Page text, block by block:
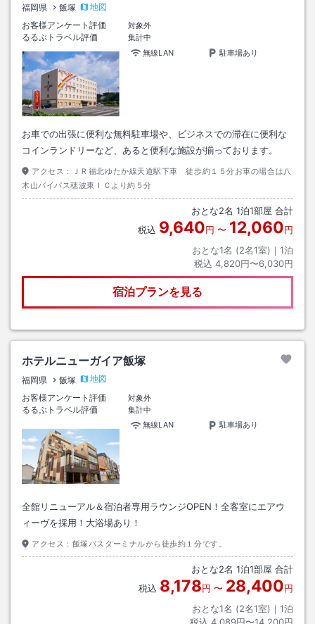
福岡県 飯塚
地図
お客様アンケート評価
対象外
るるぶトラベル評価
集計中
無線LAN
駐車場あり
お車での出張に便利な無料駐車場や、ビジネスでの滞在に便利な
コインランドリーなど、あると便利な施設が揃っております。
アクセス：
ＪＲ福北ゆたか線天道駅下車 徒歩約１５分お車の場合は八
木山バイパス穂波東ＩＣより約５分
おとな2名 1泊1部屋 合計
税込 9,640円 〜 12,060円
おとな1名 (2名1室)｜ 1泊
税込 4,820円〜6,030円
宿泊プランを見る
ホテルニューガイア飯塚
福岡県 飯塚
地図
お客様アンケート評価
対象外
るるぶトラベル評価
集計中
無線LAN
駐車場あり
全館リニューアル＆宿泊者専用ラウンジOPEN！全客室にエアウ
ィーヴを採用！大浴場あり！
アクセス： 飯塚バスターミナルから徒歩約１分です。
おとな2名 1泊1部屋 合計
税込 8,178円 〜 28,400円
おとな1名 (2名1室)｜ 1泊
税込 4,089円〜14,200円